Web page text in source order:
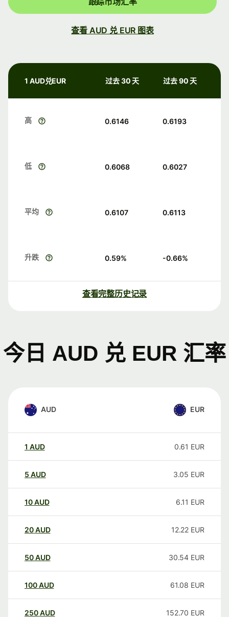
查看 AUD 兑 EUR 图表
1 AUD兑EUR 过去 30 天 过去 90 天
高 0.6146 0.6193
低 0.6068 0.6027
平均 0.6107 0.6113
升跌 0.59% -0.66%
查看完整历史记录
今日 AUD 兑 EUR 汇率
AUD EUR
1 AUD 0.61 EUR
5 AUD 3.05 EUR
10AUD 6.11 EUR
20AUD 12.22 EUR
50AUD 30.54 EUR
100AUD 61.08 EUR
250AUD 152.70 EUR